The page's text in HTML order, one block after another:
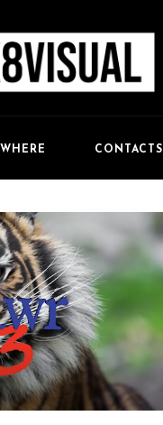
WHERE CONTACTS